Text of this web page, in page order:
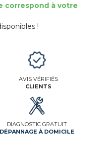
correspond à votre
!
AVIS VÉRIFIÉS
CLIENTS
DIAGNOSTIC GRATUIT
DÉPANNAGE À DOMICILE